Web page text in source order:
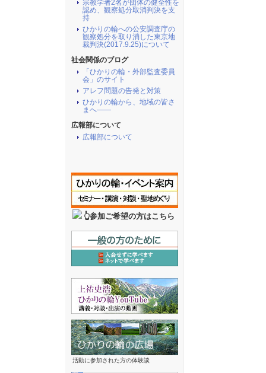
宗教学者2名が団体の健全性を
認め、観察処分取消判決を支
持
ひかりの輪への公安調査庁の
観察処分を取り消した東京地
裁判決(2017.9.25)について
社会関係のブログ
「ひかりの輪・外部監査委員
会」のサイト
アレフ問題の告発と対策
ひかりの輪から、地域の皆さ
まへ――
広報部について
広報部について
👆参加ご希望の方はこちら
活動に参加された方の体験談